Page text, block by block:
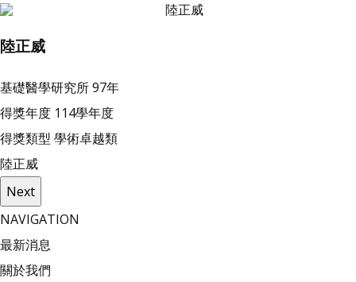
陸正威
基礎醫學研究所97年
得獎年度 114學年度
得獎類型 學術卓越類
陸正威
Next
NAVIGATION
最新消息
關於我們